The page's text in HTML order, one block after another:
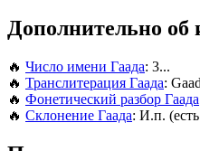
Дополнительно об
🔥 Число имени Гаада: 3...
🔥 Транслитерация Гаада:
🔥 Фонетический разбор Гаада
🔥 Склонение Гаада: И.п.